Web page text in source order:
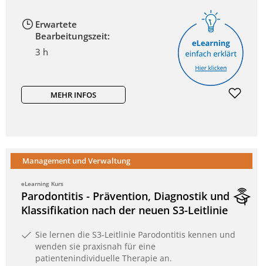
Erwartete
Bearbeitungszeit:
3 h
MEHR INFOS
Management und Verwaltung
eLearning Kurs
Parodontitis - Prävention, Diagnostik und
Klassifikation nach der neuen S3-Leitlinie
Sie lernen die S3-Leitlinie Parodontitis kennen und
wenden sie praxisnah für eine
patientenindividuelle Therapie an.